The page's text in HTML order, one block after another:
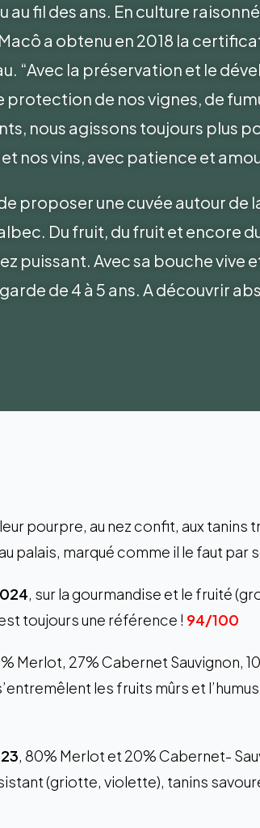
fil des ans. En culture
a obtenu en 2018 la
“Avec la préservation et le
de nos vignes, de
nous agissons toujours plus
nos vins, avec patience et
proposer une cuvée autour de
Du fruit, du fruit et encore
puissant. Avec sa bouche vive
de 4 à 5 ans. A découvrir
pourpre, au nez confit, aux tanins
palais, marqué comme il le faut
, sur la gourmandise et le fruité
toujours une référence ! 94/100
Merlot, 27% Cabernet Sauvignon,
les fruits mûrs et
, 80% Merlot et 20% Cabernet-
(griotte, violette), tanins